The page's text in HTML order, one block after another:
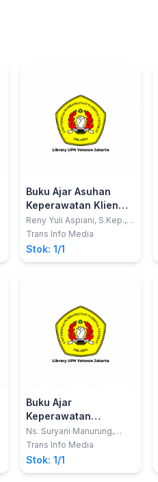
Buku Ajar Asuhan
Keperawatan Klien
dengan Gangguan
Sistem Penglihatan
Aplikasi Triple S
(SDKI, SLKI dan SIKI)
Reny Yuli Aspiani, S.Kep.,
Ns., M.Pd.
Trans Info Media
Stok: 1/1
Buku Ajar
Keperawatan
Maternitas Asuhan
Keperawatan
Intranatal
Ns. Suryani Manurung,
S.Kep, M.Kep, Sp.Mat
Trans Info Media
Stok: 1/1